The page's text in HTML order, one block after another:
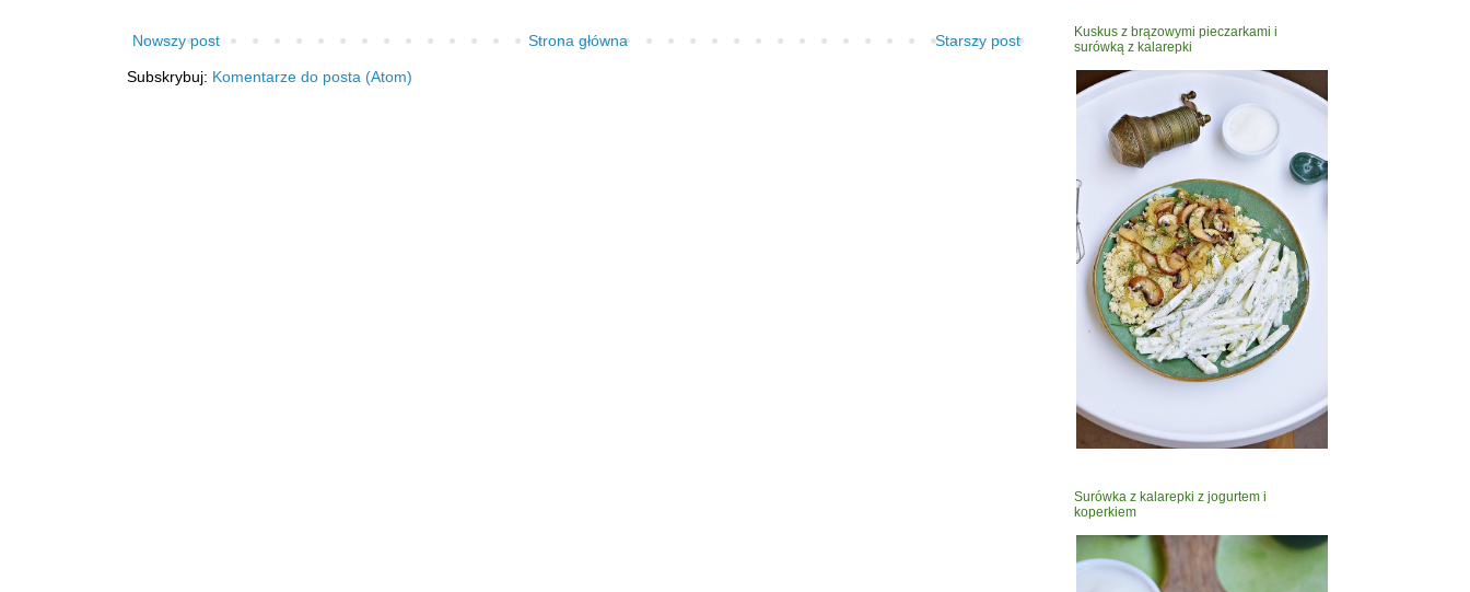
Nowszy post Starszy post
Strona główna
Subskrybuj: Komentarze do posta (Atom)
Kuskus z brązowymi pieczarkami i
surówką z kalarepki
Surówka z kalarepki z jogurtem i
koperkiem